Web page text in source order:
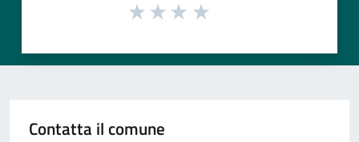
Contatta il comune